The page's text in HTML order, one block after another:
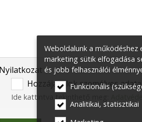
Nyilatkozat *
Hozzájárulok személyes
Ide kattintva tekinthető meg:
Weboldalunk a működéshez
marketing sütik elfogadása
és jobb felhasználói
Funkcionális
Analitikai, statisztikai